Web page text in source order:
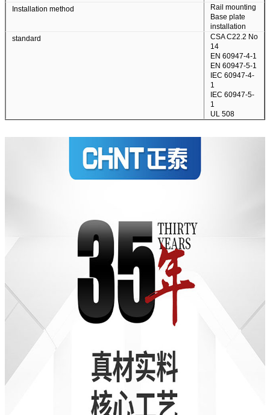
Installation method
Rail mounting
Base plate
installation
standard
CSA C22.2 No
14
EN 60947-4-1
EN 60947-5-1
IEC 60947-4-
1
IEC 60947-5-
1
UL 508